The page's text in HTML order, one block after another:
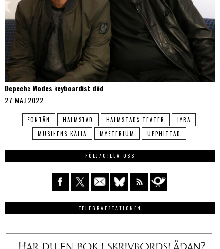
Depeche Modes keyboardist död
27 MAJ 2022
FONTÄN HALMSTAD HALMSTADS TEATER
LYRA
MUSIKENS KÄLLA
MYSTERIUM UPPHITTAD
FÖLJ/GILLA OSS
TELEGRAFSTATIONEN